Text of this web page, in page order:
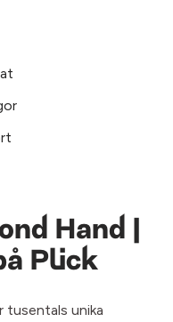
Hand |
Plick
tusentals unika